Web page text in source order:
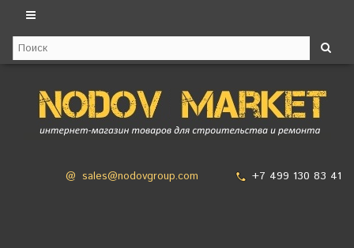
@ sales@nodovgroup.com +7 499 130 83 41